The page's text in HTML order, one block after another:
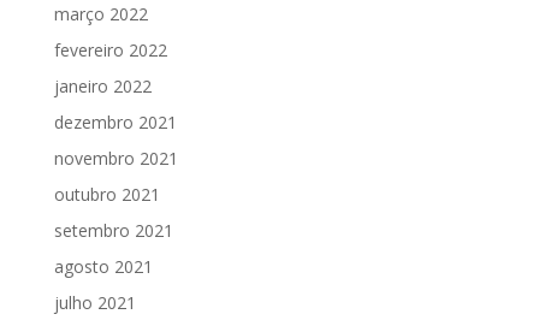
março 2022
fevereiro 2022
janeiro 2022
dezembro 2021
novembro 2021
outubro 2021
setembro 2021
agosto 2021
julho 2021